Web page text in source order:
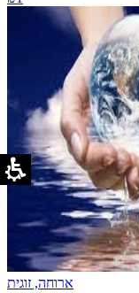
ארוחה, זוגית